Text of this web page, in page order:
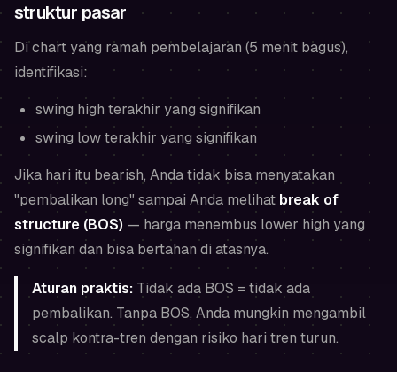
struktur pasar
Di chart yang ramah pembelajaran (5 menit bagus),
identifikasi:
swing high terakhir yang signifikan
swing low terakhir yang signifikan
Jika hari itu bearish, Anda tidak bisa menyatakan
"pembalikan long" sampai Anda melihat break of
structure (BOS) — harga menembus lower high yang
signifikan dan bisa bertahan di atasnya.
Aturan praktis: Tidak ada BOS = tidak ada
pembalikan. Tanpa BOS, Anda mungkin mengambil
scalp kontra-tren dengan risiko hari tren turun.